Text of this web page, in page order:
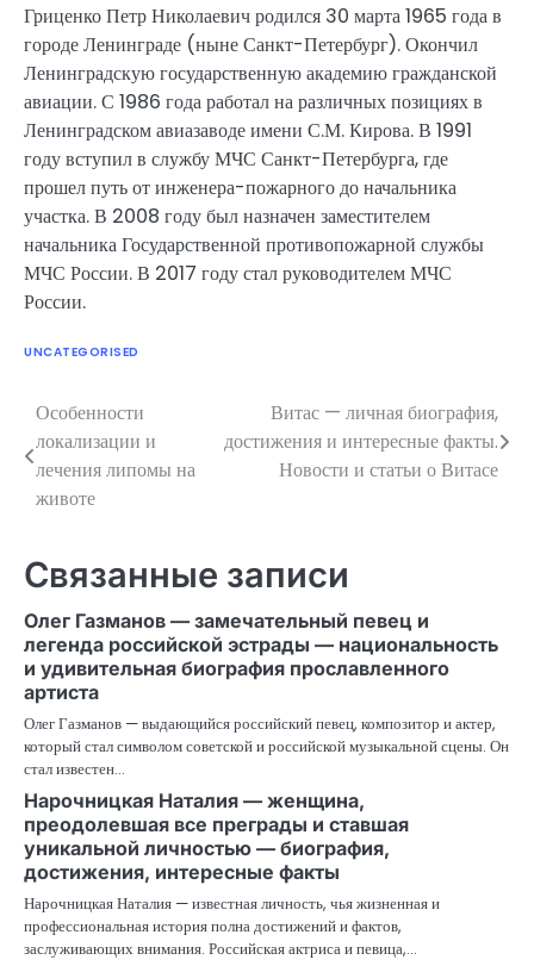
Гриценко Петр Николаевич родился 30 марта 1965 года в
городе Ленинграде (ныне Санкт-Петербург). Окончил
Ленинградскую государственную академию гражданской
авиации. С 1986 года работал на различных позициях в
Ленинградском авиазаводе имени С.М. Кирова. В 1991
году вступил в службу МЧС Санкт-Петербурга, где
прошел путь от инженера-пожарного до начальника
участка. В 2008 году был назначен заместителем
начальника Государственной противопожарной службы
МЧС России. В 2017 году стал руководителем МЧС
России.
UNCATEGORISED
Навигация
по
записям
Особенности
локализации и
лечения липомы на
животе
Витас — личная биография,
достижения и интересные факты.
Новости и статьи о Витасе
Связанные записи
Олег Газманов — замечательный певец и
легенда российской эстрады — национальность
и удивительная биография прославленного
артиста
Олег Газманов — выдающийся российский певец, композитор и актер,
который стал символом советской и российской музыкальной сцены. Он
стал известен…
Нарочницкая Наталия — женщина,
преодолевшая все преграды и ставшая
уникальной личностью — биография,
достижения, интересные факты
Нарочницкая Наталия — известная личность, чья жизненная и
профессиональная история полна достижений и фактов,
заслуживающих внимания. Российская актриса и певица,…